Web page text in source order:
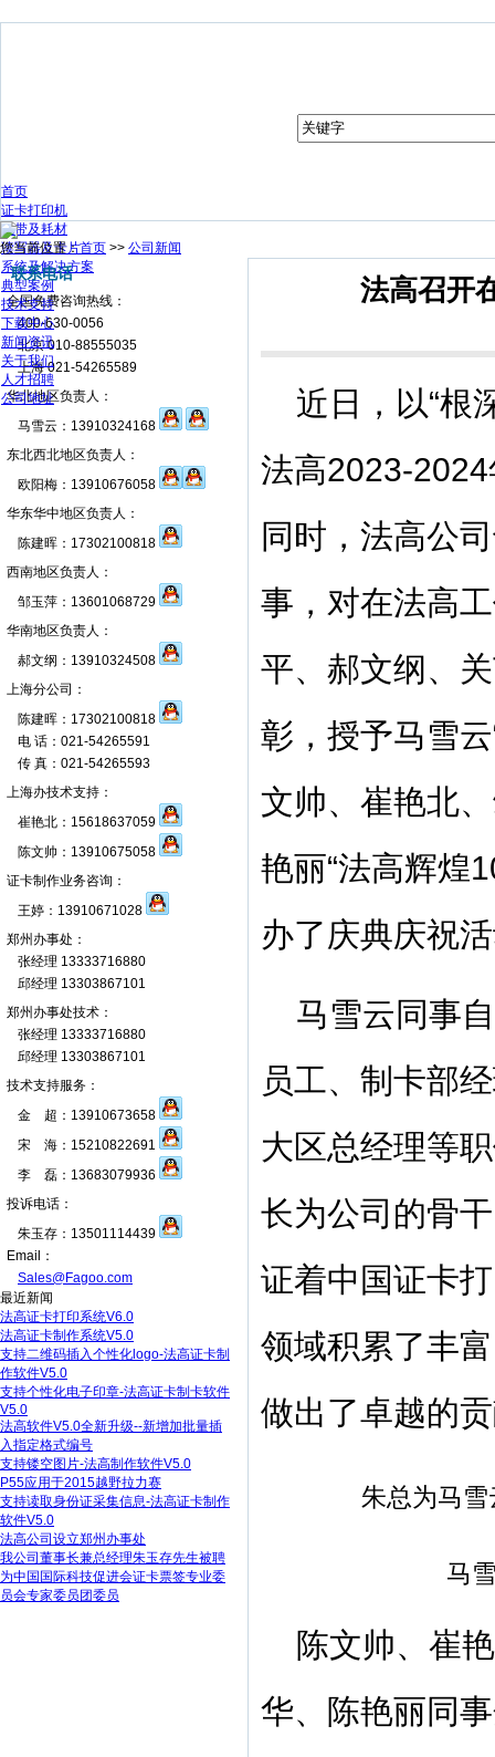
首页
证卡打印机
色带及耗材
读写器及卡片
系统及解决方案
典型案例
技术支持
下载中心
新闻资讯
关于我们
人才招聘
公司地址
您当前位置：首页 >> 公司新闻
联系电话
全国免费咨询热线：
400-630-0056
北京 010-88555035
上海 021-54265589
华北地区负责人：
马雪云：13910324168
东北西北地区负责人：
欧阳梅：13910676058
华东华中地区负责人：
陈建晖：17302100818
西南地区负责人：
邹玉萍：13601068729
华南地区负责人：
郝文纲：13910324508
上海分公司：
陈建晖：17302100818
电 话：021-54265591
传 真：021-54265593
上海办技术支持：
崔艳北：15618637059
陈文帅：13910675058
证卡制作业务咨询：
王婷：13910671028
郑州办事处：
张经理 13333716880
邱经理 13303867101
郑州办事处技术：
张经理 13333716880
邱经理 13303867101
技术支持服务：
金 超：13910673658
宋 海：15210822691
李 磊：13683079936
投诉电话：
朱玉存：13501114439
Email：
Sales@Fagoo.com
最近新闻
法高证卡打印系统V6.0
法高证卡制作系统V5.0
支持二维码插入个性化logo-法高证卡制
作软件V5.0
支持个性化电子印章-法高证卡制卡软件
V5.0
法高软件V5.0全新升级--新增加批量插
入指定格式编号
支持镂空图片-法高制作软件V5.0
P55应用于2015越野拉力赛
支持读取身份证采集信息-法高证卡制作
软件V5.0
法高公司设立郑州办事处
我公司董事长兼总经理朱玉存先生被聘
为中国国际科技促进会证卡票签专业委
员会专家委员团委员
法高召开
近日，以“根
法高2023-2024
同时， 法高公
事，对在法高
平、郝文纲、
彰，授予马雪
文帅、崔艳北
艳丽“法高辉煌
办了庆典庆祝
马雪云同事自
员工、制卡部
大区总经理等
长为公司的骨
证着中国证卡
领域积累了丰
做出了卓越的
朱总为马雪
马
陈文帅、崔
华、陈艳丽同